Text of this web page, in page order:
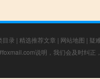
目录 | 精选推荐文章 | 网站地图 | 疑
说明，我们会及时纠正